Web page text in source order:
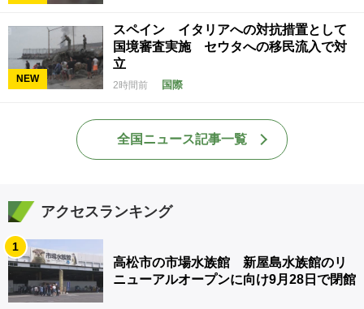
NEW
スペイン イタリアへの対抗措置として
国境審査実施 セウタへの移民流入で対
立
2時間前 国際
全国ニュース記事一覧
アクセスランキング
1
高松市の市場水族館 新屋島水族館のリ
ニューアルオープンに向け9月28日で閉館